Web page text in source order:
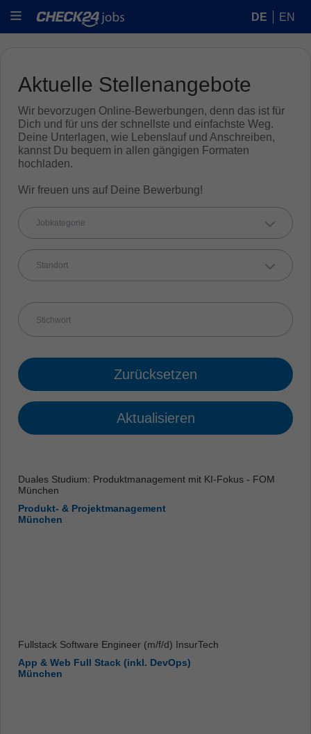
DE EN
Aktuelle Stellenangebote
Wir bevorzugen Online-Bewerbungen, denn das ist für
Dich und für uns der schnellste und einfachste Weg.
Deine Unterlagen, wie Lebenslauf und Anschreiben,
kannst Du bequem in allen gängigen Formaten
hochladen.
Wir freuen uns auf Deine Bewerbung!
Jobkategorie
Standort
Zurücksetzen
Aktualisieren
Duales Studium: Produktmanagement mit KI-Fokus - FOM
München
Produkt- & Projektmanagement
München
Fullstack Software Engineer (m/f/d) InsurTech
App & Web Full Stack (inkl. DevOps)
München